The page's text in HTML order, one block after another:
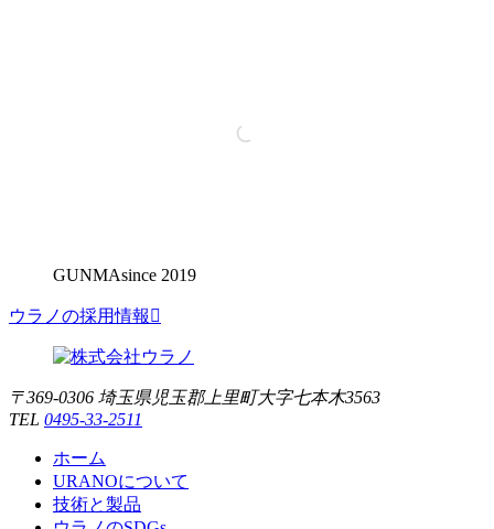
GUNMAsince 2019
ウラノの採用情報 
〒369-0306 埼玉県児玉郡上里町大字七本木3563
TEL 0495-33-2511
ホーム
URANOについて
技術と製品